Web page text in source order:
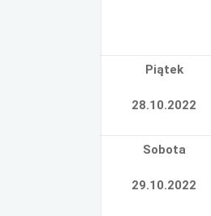
Piątek
28.10.2022
Sobota
29.10.2022